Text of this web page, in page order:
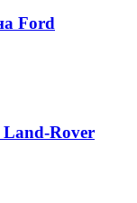
Ford
Land-Rover